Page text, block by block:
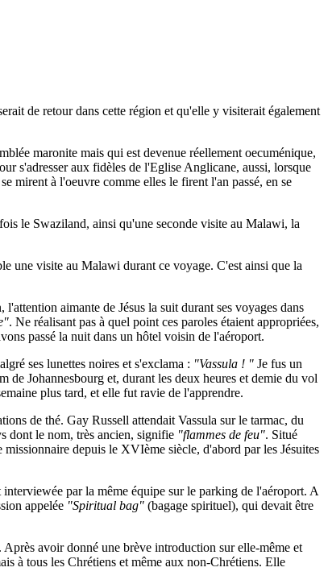
de retour dans cette région et qu'elle y visiterait également
maronite mais qui est devenue réellement oecuménique,
s'adresser aux fidèles de l'Eglise Anglicane, aussi, lorsque
mirent à l'oeuvre comme elles le firent l'an passé, en se
le Swaziland, ainsi qu'une seconde visite au Malawi, la
une visite au Malawi durant ce voyage. C'est ainsi que la
aimante de Jésus la suit durant ses voyages dans
. Ne réalisant pas à quel point ces paroles étaient appropriées,
passé la nuit dans un hôtel voisin de l'aéroport.
ses lunettes noires et s'exclama : "Vassula ! " Je fus un
de Johannesbourg et, durant les deux heures et demie du vol
plus tard, et elle fut ravie de l'apprendre.
de thé. Gay Russell attendait Vassula sur le tarmac, du
dont le nom, très ancien, signifie "flammes de feu". Situé
depuis le XVIème siècle, d'abord par les Jésuites
par la même équipe sur le parking de l'aéroport. A
appelée "Spiritual bag" (bagage spirituel), qui devait être
avoir donné une brève introduction sur elle-même et
à tous les Chrétiens et même aux non-Chrétiens. Elle